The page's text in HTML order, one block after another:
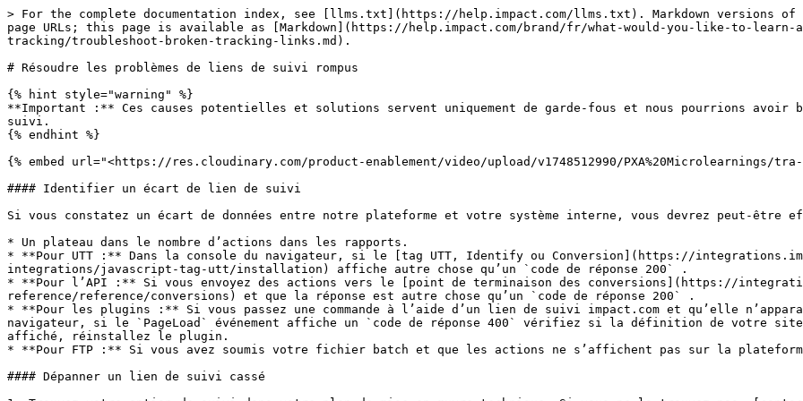
> For the complete documentation index, see [llms.txt](https://help.impact.com/llms.txt). Markdown versions of documentation pages are available by appending `.md` to page URLs; this page is available as [Markdown](https://help.impact.com/brand/fr/what-would-you-like-to-learn-about/platform-features/tracking/set-up-tracking/troubleshoot-broken-tracking-links.md).

# Résoudre les problèmes de liens de suivi rompus

{% hint style="warning" %}
**Important :** Ces causes potentielles et solutions servent uniquement de garde-fous et nous pourrions avoir besoin de plus d’informations concernant vos liens de suivi.
{% endhint %}

{% embed url="<https://res.cloudinary.com/product-enablement/video/upload/v1748512990/PXA%20Microlearnings/tra-201-3.mp4>" %}

#### Identifier un écart de lien de suivi

Si vous constatez un écart de données entre notre plateforme et votre système interne, vous devrez peut-être effectuer un dépannage. Les écarts courants incluent :

* Un plateau dans le nombre d’actions dans les rapports.
* **Pour UTT :** Dans la console du navigateur, si le [tag UTT, Identify ou Conversion](https://integrations.impact.com/integration-guides/for-brands/tracking-integrations/javascript-tag-utt/installation) affiche autre chose qu’un `code de réponse 200` .
* **Pour l’API :** Si vous envoyez des actions vers le [point de terminaison des conversions](https://integrations.impact.com/brand-api-reference/reference/conversions) et que la réponse est autre chose qu’un `code de réponse 200` .
* **Pour les plugins :** Si vous passez une commande à l’aide d’un lien de suivi impact.com et qu’elle n’apparaît pas dans votre compte impact.com. Dans la console du navigateur, si le `PageLoad` événement affiche un `code de réponse 400` vérifiez si la définition de votre site est correcte. S’il n’y a aucun `PageLoad` événement affiché, réinstallez le plugin.
* **Pour FTP :** Si vous avez soumis votre fichier batch et que les actions ne s’affichent pas sur la plateforme après 2 heures.

#### Dépanner un lien de suivi cassé

1. Trouvez votre option de suivi dans votre plan de mise en œuvre technique. Si vous ne la trouvez pas, [contactez l’assistance](https://app.impact.com/secure/advertiser/support/customer-support-portal-flow.ihtml).
2. Identifiez la date à laquelle le problème a commencé.
   * Consultez la [Rapport de performance par jour](/brand/fr/what-would-you-like-to-learn-about/platform-features/multi-program-reports/performance-reports-for-brands/performance-by-day-report.md) pour voir quand le suivi s’est interrompu.
3. Identifiez si des modifications ont été apportées à l’UTT placé sur votre site Web et qui coïncident avec la baisse des données de suivi.
   * Les mises à jour du site Web peuvent parfois rompre involontairement votre intégration de suivi s’il y a interférence avec l’UTT. Référez-vous à votre plan d’intégration technique pour voir comment les balises de suivi doivent être configurées.
4. Identifiez les causes potentielles du lien de suivi cassé.
5. Si l’assistance technique d’impact.com est nécessaire, [contactez l’assistance](https://app.impact.com/secure/advertiser/support/customer-support-portal-flow.ihtml) et incluez un résumé de vos constatations tirées des étapes ci-dessus afin d’obtenir une réponse accélérée de notre équipe.

#### Causes courantes des problèmes de lien de suivi

| Erreur                                                                                                   | Cause potentielle                    | Solution                                                                                                                                                                                                                                                                                                                                                                                                                                                                                     |
| -------------------------------------------------------------------------------------------------------- | ------------------------------------ | -------------------------------------------------------------------------------------------------------------------------------------------------------------------------------------------------------------------------------------------------------------------------------------------------------------------------------------------------------------------------------------------------------------------------------------------------------------------------------------------- |
| Le lien sur lequel vous avez cliqué est malformé. Contactez l’éditeur de la page d’origine.              | Domaines de liens profonds autorisés | Assurez-vous que les [domaines de liens profonds autorisés](/brand/fr/what-would-you-like-to-learn-about/account-administration/program-settings/tracking-settings/set-up-permitted-domains-for-deep-linking.md#set-permitted-domains-0-1) dans le *Paramètres de suivi de la passerelle* incluent le domaine vers lequel le lien de suivi redirige.                                                                                                                                         |
|                                                                                                          | Règles de blocage et de redirection  | Assurez-vous qu’aucune [règle de blocage ou de redirection](/brand/fr/what-would-you-like-to-learn-about/platform-features/blocking-and-redirect-rules/blocking-and-redirect-routing-rules-and-deferred-deep-linking.md) inattendue n’affecte le trafic en redirigeant ou en bloquant les utilisateurs.                                                                                                                                                                                      |
|                                                                                                          | ID valide d’annonce et de campagne   | <p>Assurez-vous que le lien de suivi de l’annonce pointe vers un ID d’annonce et de programme valide. Utilisez le modèle de lien suivant pour identifier les ID de l’annonce et de la campagne :</p><p><code>{tracking domain}/c/{media partner id}/{ad id}/{campaign id}</code></p>                                                                                                                                                                                                         |
|                                                                                                          | Désassembler l’URL                   | <p>Certains cas ne sont pas clairs et nécessitent un démontage des